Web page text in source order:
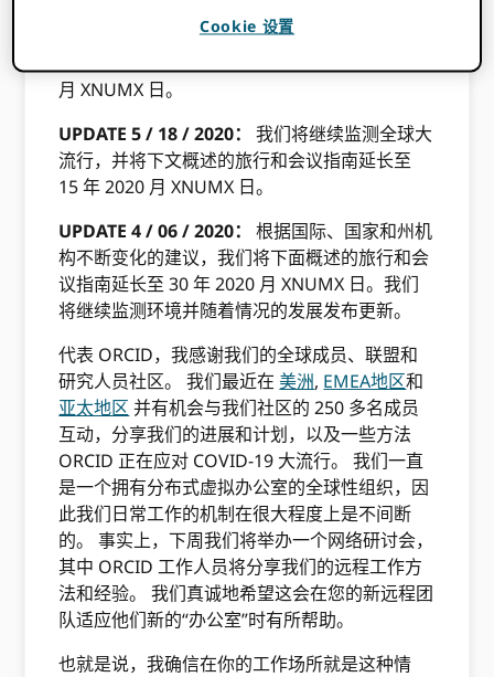
6 年 23 月 2020 日更新：我们将继续监测全球
月 XNUMX 日。
UPDATE 5 / 18 / 2020：我们将继续监测全球大
流行，并将下文概述的旅行和会议指南延长至
15 年 2020 月 XNUMX 日。
UPDATE 4 / 06 / 2020：
根据国际、国家和州机
构不断变化的建议，我们将下面概述的旅行和会
议指南延长至 30 年 2020 月 XNUMX 日。我们
将继续监测环境并随着情况的发展发布更新。
代表 ORCID，我感谢我们的全球成员、联盟和
研究人员社区。 我们最近在美洲, EMEA地区和
亚太地区 并有机会与我们社区的 250 多名成员
互动，分享我们的进展和计划，以及一些方法
ORCID 正在应对 COVID-19 大流行。 我们一直
是一个拥有分布式虚拟办公室的全球性组织，因
此我们日常工作的机制在很大程度上是不间断
的。 事实上，下周我们将举办一个网络研讨会，
其中 ORCID 工作人员将分享我们的远程工作方
法和经验。 我们真诚地希望这会在您的新远程团
队适应他们新的“办公室”时有所帮助。
也就是说，我确信在你的工作场所就是这种情
Cookie 设置